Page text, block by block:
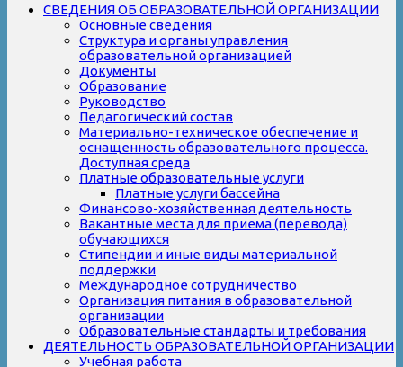
СВЕДЕНИЯ ОБ ОБРАЗОВАТЕЛЬНОЙ ОРГАНИЗАЦИИ
Основные сведения
Структура и органы управления
образовательной организацией
Документы
Образование
Руководство
Педагогический состав
Материально-техническое обеспечение и
оснащенность образовательного процесса.
Доступная среда
Платные образовательные услуги
Платные услуги бассейна
Финансово-хозяйственная деятельность
Вакантные места для приема (перевода)
обучающихся
Стипендии и иные виды материальной
поддержки
Международное сотрудничество
Организация питания в образовательной
организации
Образовательные стандарты и требования
ДЕЯТЕЛЬНОСТЬ ОБРАЗОВАТЕЛЬНОЙ ОРГАНИЗАЦИИ
Учебная работа